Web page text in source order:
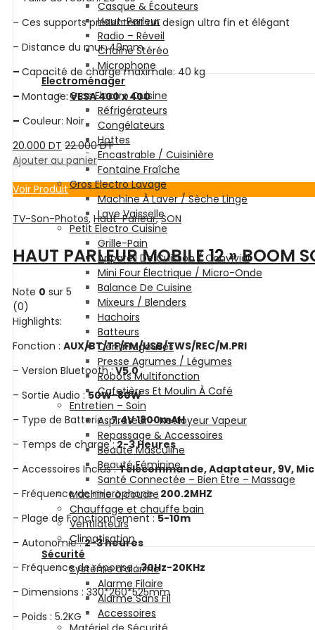
Casque & Écouteurs
Haut-Parleur
Radio – Réveil
Chaîne Stéréo
Microphone
Electroménager
Gros Electro Cuisine
Réfrigérateurs
Congélateurs
Hottes
Encastrable / Cuisinière
Fontaine Fraîche
Gros Electro Lavage
Machine À Laver / Sèche Linge
Lave Vaisselle
Petit Electro Cuisine
Grille-Pain
Appareil De Cuisson / Convivial
Mini Four Électrique / Micro-Onde
Balance De Cuisine
Mixeurs / Blenders
Hachoirs
Batteurs
Centrifugeuses
Presse Agrumes / Légumes
Robots Multifonction
Cafetières Et Moulin À Café
Entretien – Soin
Aspirateur – Nettoyeur Vapeur
Repassage & Accessoires
Beauté Masculine
Beauté Féminine
Santé Connectée – Bien Être – Massage
Machine à coudre
Chauffage et chauffe bain
Ventilateurs
Climatisation
Sécurité
Système d’alarme
Alarme Filaire
Alarme Sans Fil
Accessoires
– Ces supports présentent un design ultra fin et élégant
– Distance du mur: 40mm
– Capacité de charge maximale: 40 kg
– Montage:VESA 400 x 400
– Couleur: Noir
20.000 DT 22.000DT
Ajouter au panier
Voir Produit
TV-Son-Photos, Haut-Parleur,SON
HAUT PARLEUR MOBILE 12 » BOOM
Note 0 sur 5
(0)
Highlights:
Fonction : AUX/BT/TF/FM/USB/TWS/REC/M.PRI
– Version Bluetooth :V5.0
– Sortie Audio :50W-80W
– Type de Batterie :7.4V 1800mAH
– Temps de charge :2-3 Heures
– Accessoires Inclus :Télécommande, Adaptateur, 9V,
– Fréquence de microphone : 200.2MHZ
– Plage de Fonctionnement :5-10m
– Autonomie :2-3 heures
– Fréquence de réponse :30Hz-20KHz
– Dimensions : 330*260*525mm
– Poids : 5.2KG